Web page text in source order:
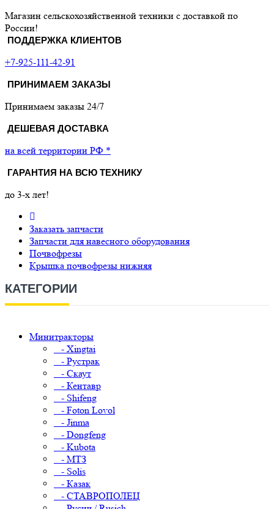
Магазин сельскохозяйственной техники с доставкой по
России!
ПОДДЕРЖКА КЛИЕНТОВ
+7-925-111-42-91
ПРИНИМАЕМ ЗАКАЗЫ
Принимаем заказы 24/7
ДЕШЕВАЯ ДОСТАВКА
на всей территории РФ *
ГАРАНТИЯ НА ВСЮ ТЕХНИКУ
до 3-х лет!
Заказать запчасти
Запчасти для навесного оборудования
Почвофрезы
Крышка почвофрезы нижняя
КАТЕГОРИИ
Минитракторы
- Xingtai
- Рустрак
- Скаут
- Кентавр
- Shifeng
- Foton Lovol
- Jinma
- Dongfeng
- Kubota
- МТЗ
- Solis
- Казак
- СТАВРОПОЛЕЦ